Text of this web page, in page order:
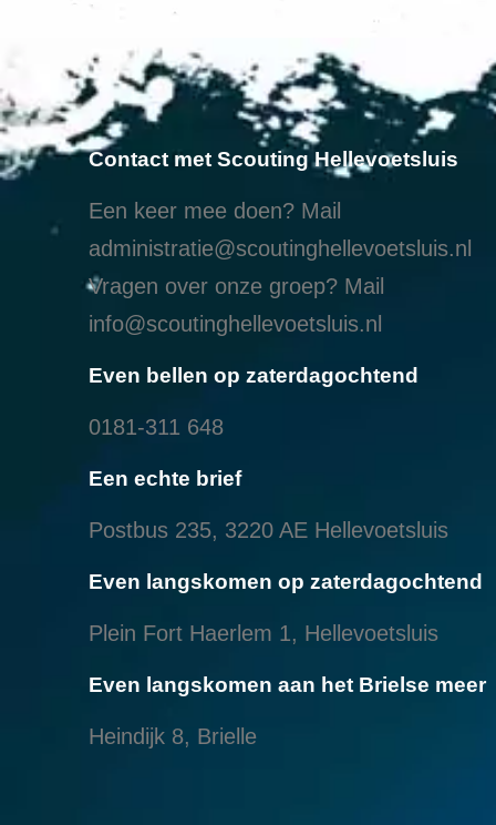
Contact met Scouting Hellevoetsluis
Een keer mee doen? Mail
administratie@scoutinghellevoetsluis.nl
Vragen over onze groep? Mail
info@scoutinghellevoetsluis.nl
Even bellen op zaterdagochtend
0181-311 648
Een echte brief
Postbus 235, 3220 AE Hellevoetsluis
Even langskomen op zaterdagochtend
Plein Fort Haerlem 1, Hellevoetsluis
Even langskomen aan het Brielse meer
Heindijk 8, Brielle